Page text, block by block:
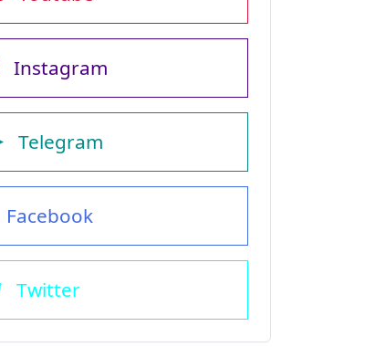
Instagram
Telegram
Facebook
Twitter